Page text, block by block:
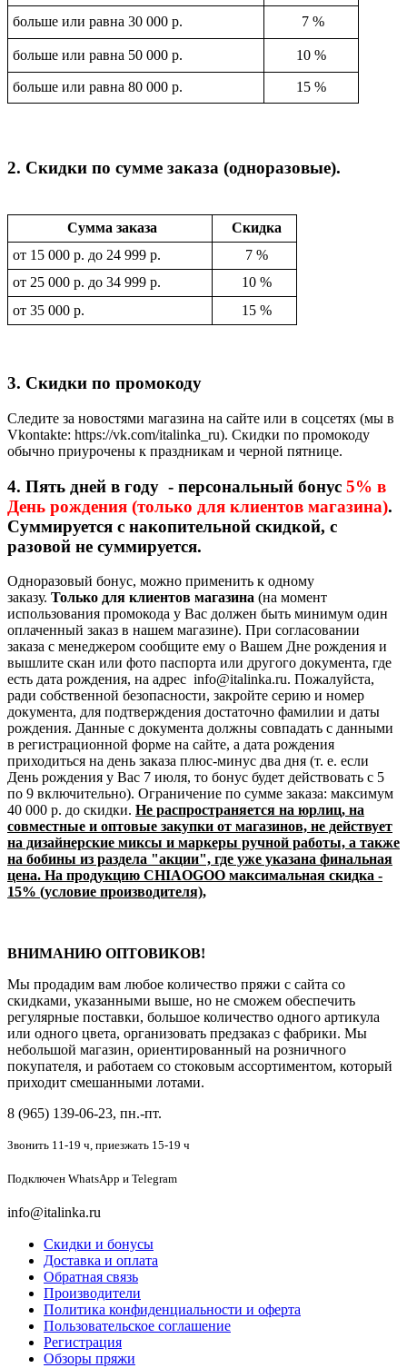
больше или равна 30 000 р. 7 %
больше или равна 50 000 р. 10 %
больше или равна 80 000 р. 15 %
2. Скидки по сумме заказа (одноразовые).
Сумма заказа
Скидка
от 15 000 р. до 24 999 р.
7 %
от 25 000 р. до 34 999 р.
10 %
от 35 000 р.
15 %
3. Скидки по промокоду
Следите за новостями магазина на сайте или в соцсетях (мы в
Vkontakte: https://vk.com/italinka_ru). Скидки по промокоду
обычно приурочены к праздникам и черной пятнице.
4. Пять дней в году - персональный бонус 5% в
День рождения (только для клиентов магазина).
Суммируется с накопительной скидкой, с
разовой не суммируется.
Одноразовый бонус, можно применить к одному
заказу. Только для клиентов магазина (на момент
использования промокода у Вас должен быть минимум один
оплаченный заказ в нашем магазине). При согласовании
заказа с менеджером сообщите ему о Вашем Дне рождения и
вышлите скан или фото паспорта или другого документа, где
есть дата рождения, на адрес info@italinka.ru. Пожалуйста,
ради собственной безопасности, закройте серию и номер
документа, для подтверждения достаточно фамилии и даты
рождения. Данные с документа должны совпадать с данными
в регистрационной форме на сайте, а дата рождения
приходиться на день заказа плюс-минус два дня (т. е. если
День рождения у Вас 7 июля, то бонус будет действовать с 5
по 9 включительно). Ограничение по сумме заказа: максимум
40 000 р. до скидки. Не распространяется на юрлиц, на
совместные и оптовые закупки от магазинов, не действует
на дизайнерские миксы и маркеры ручной работы, а также
на бобины из раздела "акции", где уже указана финальная
цена. На продукцию CHIAOGOO максимальная скидка -
15% (условие производителя),
ВНИМАНИЮ ОПТОВИКОВ!
Мы продадим вам любое количество пряжи с сайта со
скидками, указанными выше, но не сможем обеспечить
регулярные поставки, большое количество одного артикула
или одного цвета, организовать предзаказ с фабрики. Мы
небольшой магазин, ориентированный на розничного
покупателя, и работаем со стоковым ассортиментом, который
приходит смешанными лотами.
8 (965) 139-06-23, пн.-пт.
Звонить 11-19 ч, приезжать 15-19 ч
Подключен WhatsApp и Telegram
info@italinka.ru
Скидки и бонусы
Доставка и оплата
Обратная связь
Производители
Политика конфиденциальности и оферта
Пользовательское соглашение
Регистрация
Обзоры пряжи